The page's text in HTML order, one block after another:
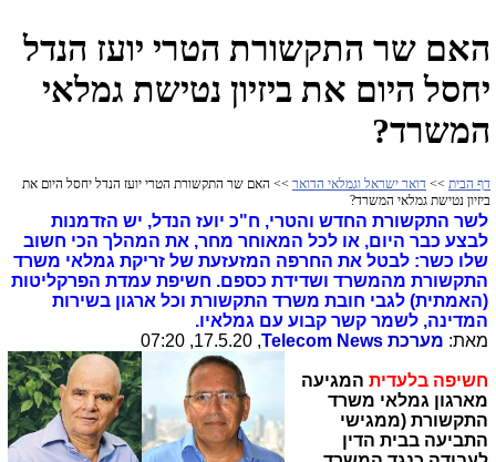
האם שר התקשורת הטרי יועז הנדל
יחסל היום את ביזיון נטישת גמלאי
המשרד?
דף הבית >> דואר ישראל וגמלאי הדואר >> האם שר התקשורת הטרי יועז הנדל יחסל היום את
ביזיון נטישת גמלאי המשרד?
לשר התקשורת החדש והטרי, ח"כ יועז הנדל, יש הזדמנות
לבצע כבר היום, או לכל המאוחר מחר, את המהלך הכי חשוב
שלו כשר: לבטל את החרפה המזעזעת של זריקת גמלאי משרד
התקשורת מהמשרד ושדידת כספם. חשיפת עמדת הפרקליטות
(האמתית) לגבי חובת משרד התקשורת וכל ארגון בשירות
המדינה, לשמר קשר קבוע עם גמלאיו.
מאת: מערכת Telecom News
, 17.5.20, 07:20
חשיפה בלעדית המגיעה
מארגון גמלאי משרד
התקשורת (ממגישי
התביעה בבית הדין